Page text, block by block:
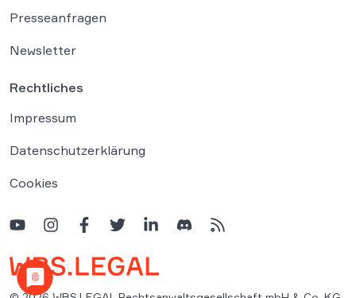
Presseanfragen
Newsletter
Rechtliches
Impressum
Datenschutzerklärung
Cookies